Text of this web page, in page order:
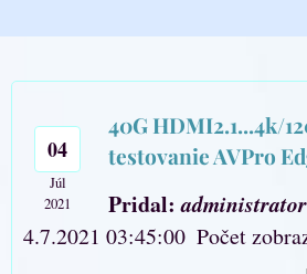
04
Júl
2021
40G HDMI2.1...4k/
testovanie AVPro
Pridal:administrator
4.7.2021 03:45:00 Počet